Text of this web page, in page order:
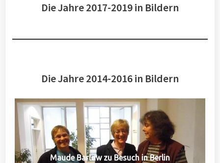
Die Jahre 2017-2019 in Bildern
Die Jahre 2014-2016 in Bildern
Maude Barlow zu Besuch in Berlin